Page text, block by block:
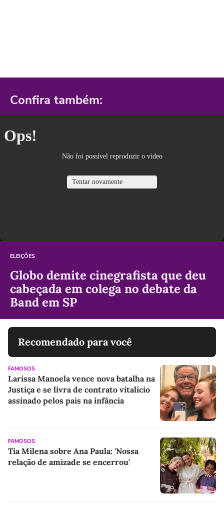
Confira também:
ELEIÇÕES
Globo demite cinegrafista que deu
cabeçada em colega no debate da
Band em SP
Recomendado para você
FAMOSOS
Larissa Manoela vence nova batalha na
Justiça e se livra de contrato vitalício
assinado pelos pais na infância
FAMOSOS
Tia Milena sobre Ana Paula: 'Nossa
relação de amizade se encerrou'